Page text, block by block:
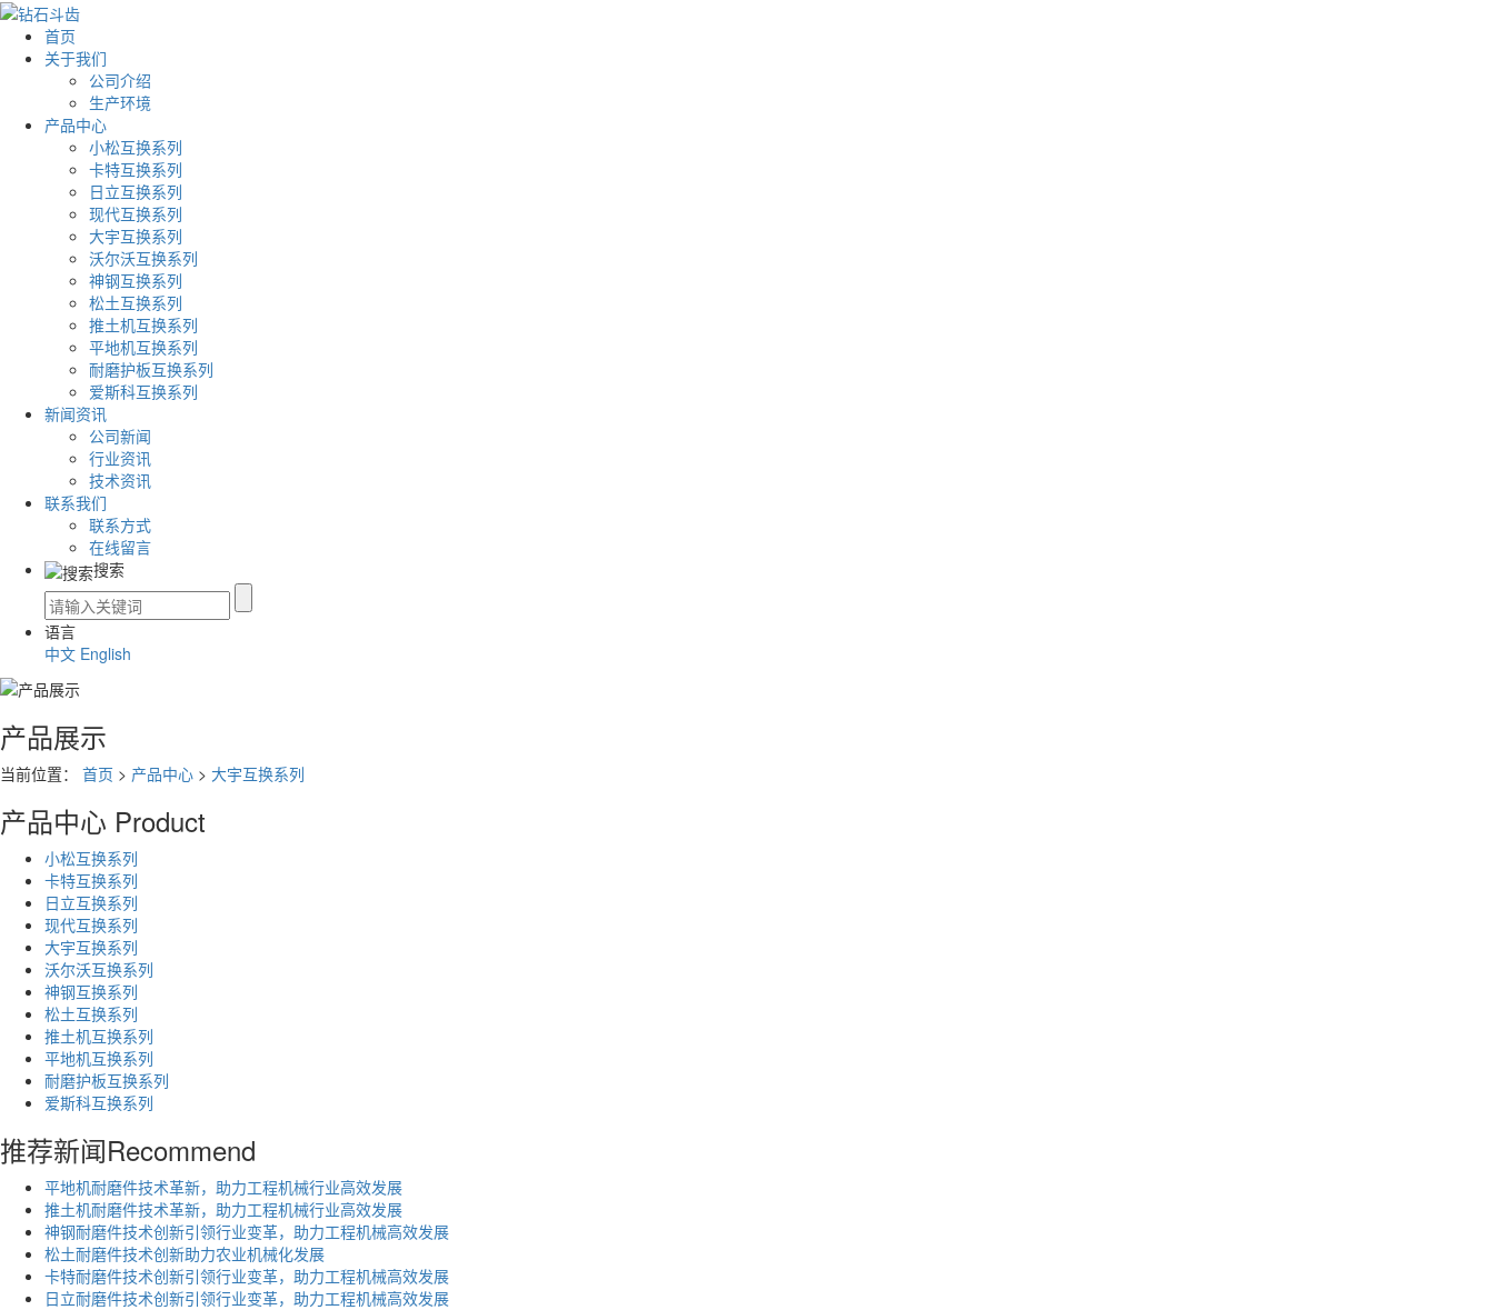
首页
关于我们
公司介绍
生产环境
产品中心
小松互换系列
卡特互换系列
日立互换系列
现代互换系列
大宇互换系列
沃尔沃互换系列
神钢互换系列
松土互换系列
推土机互换系列
平地机互换系列
耐磨护板互换系列
爱斯科互换系列
新闻资讯
公司新闻
行业资讯
技术资讯
联系我们
联系方式
在线留言
搜索
语言
中文 English
产品展示
当前位置： 首页 > 产品中心 > 大宇互换系列
产品中心 Product
小松互换系列
卡特互换系列
日立互换系列
现代互换系列
大宇互换系列
沃尔沃互换系列
神钢互换系列
松土互换系列
推土机互换系列
平地机互换系列
耐磨护板互换系列
爱斯科互换系列
推荐新闻Recommend
平地机耐磨件技术革新，助力工程机械行业高效发展
推土机耐磨件技术革新，助力工程机械行业高效发展
神钢耐磨件技术创新引领行业变革，助力工程机械高效发展
松土耐磨件技术创新助力农业机械化发展
卡特耐磨件技术创新引领行业变革，助力工程机械高效发展
日立耐磨件技术创新引领行业变革，助力工程机械高效发展